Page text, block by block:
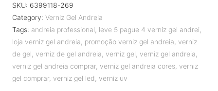
SKU: 6399118-269
Category: Verniz Gel Andreia
Tags: andreia professional, leve 5 pague 4 verniz gel andrei,
loja verniz gel andreia, promoção verniz gel andreia, verniz
de gel, verniz de gel andreia, verniz gel, verniz gel andreia,
verniz gel andreia comprar, verniz gel andreia cores, verniz
gel comprar, verniz gel led , verniz uv